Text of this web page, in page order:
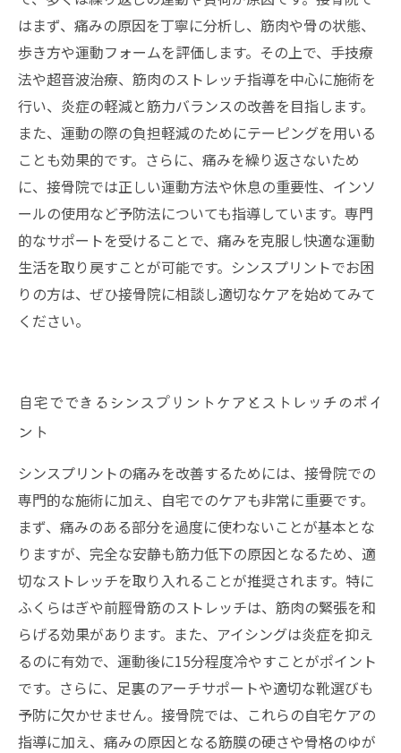
はまず、痛みの原因を丁寧に分析し、筋肉や骨の状態、
歩き方や運動フォームを評価します。その上で、手技療
法や超音波治療、筋肉のストレッチ指導を中心に施術を
行い、炎症の軽減と筋力バランスの改善を目指します。
また、運動の際の負担軽減のためにテーピングを用いる
ことも効果的です。さらに、痛みを繰り返さないため
に、接骨院では正しい運動方法や休息の重要性、インソ
ールの使用など予防法についても指導しています。専門
的なサポートを受けることで、痛みを克服し快適な運動
生活を取り戻すことが可能です。シンスプリントでお困
りの方は、ぜひ接骨院に相談し適切なケアを始めてみて
ください。
自宅でできるシンスプリントケアとストレッチのポイ
ント
シンスプリントの痛みを改善するためには、接骨院での
専門的な施術に加え、自宅でのケアも非常に重要です。
まず、痛みのある部分を過度に使わないことが基本とな
りますが、完全な安静も筋力低下の原因となるため、適
切なストレッチを取り入れることが推奨されます。特に
ふくらはぎや前脛骨筋のストレッチは、筋肉の緊張を和
らげる効果があります。また、アイシングは炎症を抑え
るのに有効で、運動後に15分程度冷やすことがポイント
です。さらに、足裏のアーチサポートや適切な靴選びも
予防に欠かせません。接骨院では、これらの自宅ケアの
指導に加え、痛みの原因となる筋膜の硬さや骨格のゆが